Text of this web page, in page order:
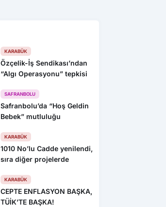
KARABÜK
Özçelik-İş Sendikası’ndan
“Algı Operasyonu” tepkisi
SAFRANBOLU
Safranbolu’da “Hoş Geldin
Bebek” mutluluğu
KARABÜK
1010 No’lu Cadde yenilendi,
sıra diğer projelerde
KARABÜK
CEPTE ENFLASYON BAŞKA,
TÜİK’TE BAŞKA!